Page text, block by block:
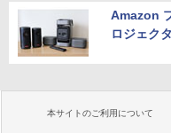
Amazon
ロジェク
本サイトのご利用について